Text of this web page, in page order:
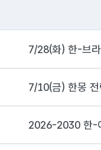
7/28(화) 한-브
7/10(금) 한몽
2026-2030 한-